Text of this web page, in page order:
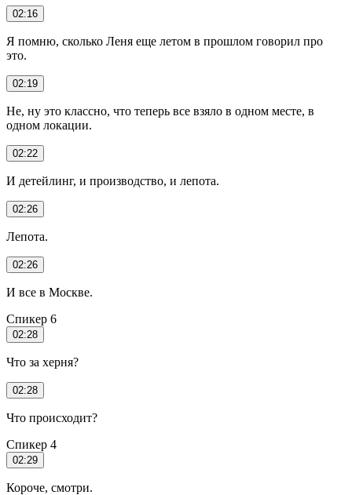
02:16
Я помню, сколько Леня еще летом в прошлом говорил про
это.
02:19
Не, ну это классно, что теперь все взяло в одном месте, в
одном локации.
02:22
И детейлинг, и производство, и лепота.
02:26
Лепота.
02:26
И все в Москве.
Спикер 6
02:28
Что за херня?
02:28
Что происходит?
Спикер 4
02:29
Короче, смотри.